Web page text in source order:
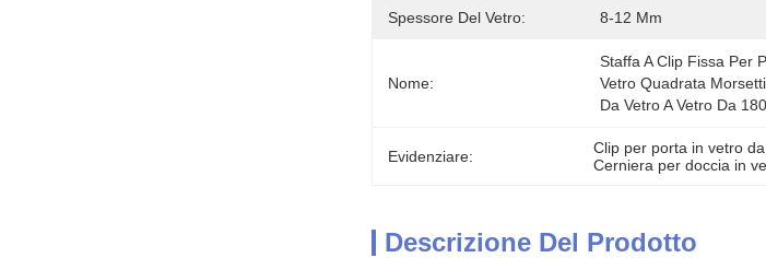
Spessore Del Vetro: 8-12 Mm
Nome:
Staffa A Clip Fissa Per
Vetro Quadrata
Da Vetro A Vetro Da
Evidenziare: Clip per porta in vetro
Cerniera per doccia in
Descrizione Del Prodotto